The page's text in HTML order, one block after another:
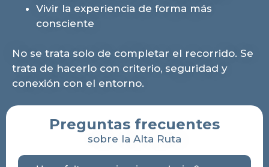
Vivir la experiencia de forma más
consciente
No se trata solo de completar el recorrido. Se
trata de hacerlo con criterio, seguridad y
conexión con el entorno.
Preguntas frecuentes
sobre la Alta Ruta